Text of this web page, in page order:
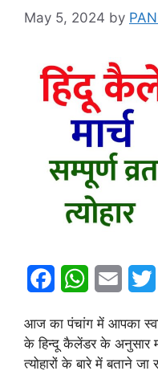
May 5, 2024 by
c
e
W
a
t
a
i
i
आज का पंचांग में आपका
के हिन्दू कैलेंडर के अनुसार
त्योहारों के बारे में बताने